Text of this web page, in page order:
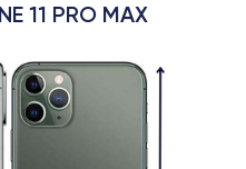
11 PRO MAX